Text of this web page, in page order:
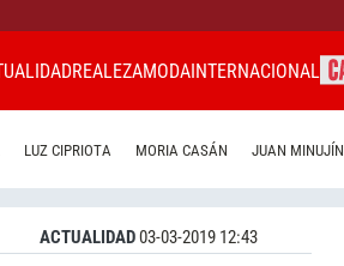
REALEZAMODAINTERNACIONAL
LUZ CIPRIOTA MORIA CASÁN JUAN MINUJÍN
ACTUALIDAD03-03-2019 12:43